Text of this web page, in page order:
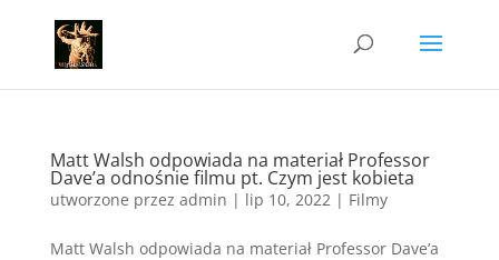
Matt Walsh odpowiada na materiał Professor
Dave’a odnośnie filmu pt. Czym jest kobieta
utworzone przez admin | lip 10, 2022| Filmy
Matt Walsh odpowiada na materiał Professor Dave’a